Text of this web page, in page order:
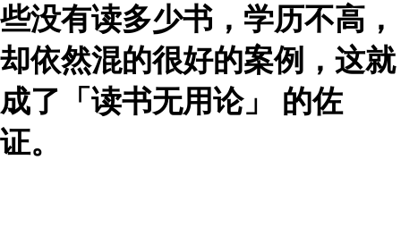
些没有读多少书，学历不高，
却依然混的很好的案例，这就
成了「读书无用论」 的佐
证。